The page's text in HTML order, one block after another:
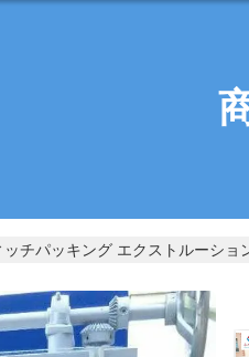
チパッキング エクストルーシ